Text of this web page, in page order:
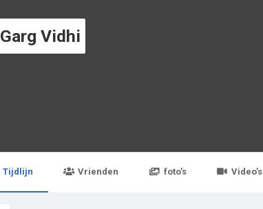
Garg Vidhi
Tijdlijn Vrienden foto's Video’s